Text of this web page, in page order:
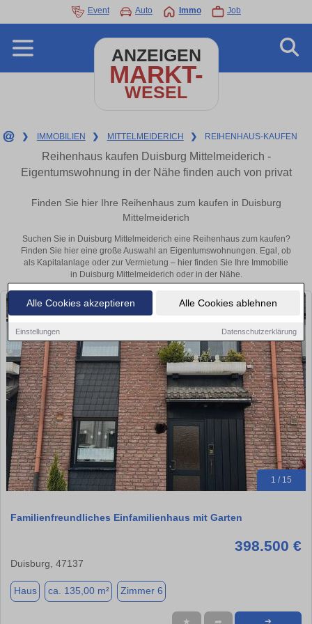
Alle Cookies akzeptieren Alle Cookies ablehnen
Einstellungen Datenschutzerklärung
Event Auto Immo Job
ANZEIGEN
MARKT-
WESEL
❯ IMMOBILIEN ❯ MITTELMEIDERICH ❯ REIHENHAUS-KAUFEN
Reihenhaus kaufen Duisburg Mittelmeiderich -
Eigentumswohnung in der Nähe finden auch von privat
Finden Sie hier Ihre Reihenhaus zum kaufen in Duisburg
Mittelmeiderich
Suchen Sie in Duisburg Mittelmeiderich eine Reihenhaus zum kaufen?
Finden Sie hier eine große Auswahl an Eigentumswohnungen. Egal, ob
als Kapitalanlage oder zur Vermietung – hier finden Sie Ihre Immobilie
in Duisburg Mittelmeiderich oder in der Nähe.
1 / 15
Familienfreundliches Einfamilienhaus mit Garten
398.500 €
Duisburg, 47137
Haus ca. 135,00 m² Zimmer 6
★ ➦ ➜